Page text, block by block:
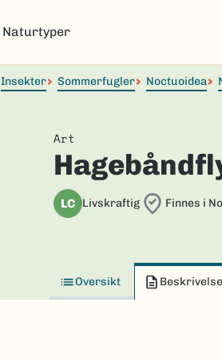
Naturtyper
Insekter Sommerfugler Noctuoidea
Art
LC Livskraftig Finnes i
Oversikt Beskrivelse